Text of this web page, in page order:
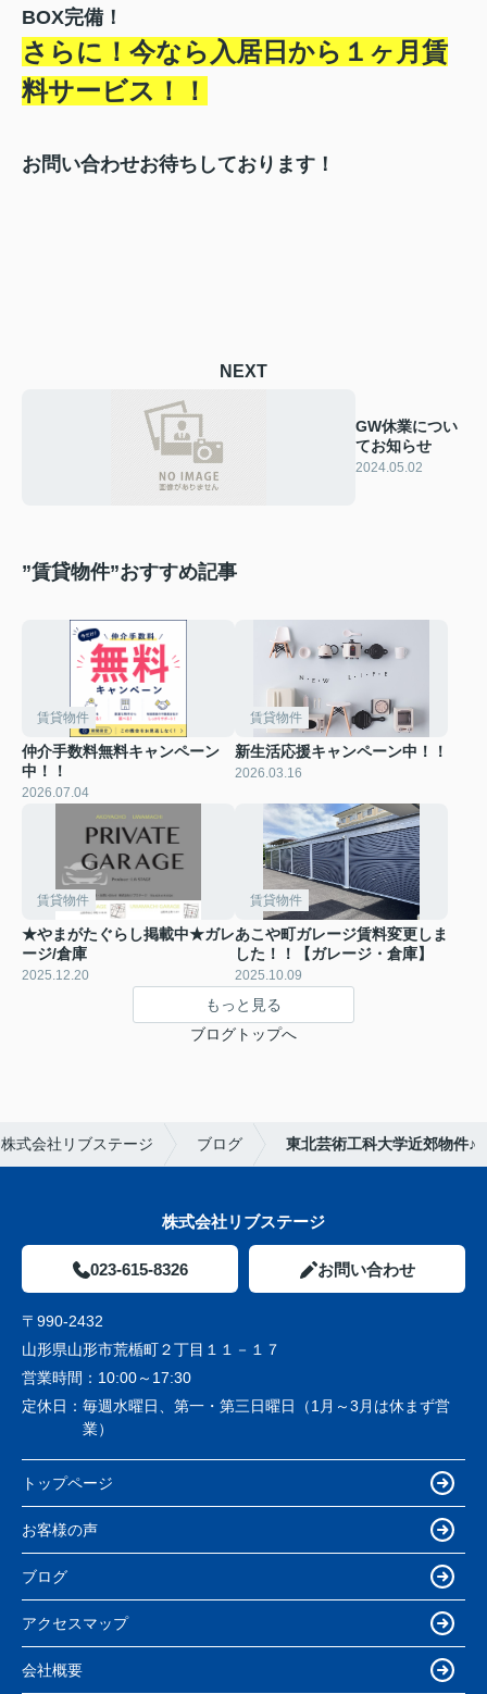
BOX完備！
さらに！今なら入居日から１ヶ月賃
料サービス！！
お問い合わせお待ちしております！
NEXT
GW休業につい
てお知らせ
2024.05.02
”賃貸物件”おすすめ記事
賃貸物件
仲介手数料無料キャンペーン
中！！
2026.07.04
賃貸物件
新生活応援キャンペーン中！！
2026.03.16
賃貸物件
★やまがたぐらし掲載中★ガレ
ージ/倉庫
2025.12.20
賃貸物件
あこや町ガレージ賃料変更しま
した！！【ガレージ・倉庫】
2025.10.09
もっと見る
ブログトップへ
式会社リブステージ ブログ 東北芸術工科大学近郊物件♪
株式会社リブステージ
023-615-8326 お問い合わせ
〒990-2432
山形県山形市荒楯町２丁目１１－１７
営業時間： 10:00～17:30
定休日： 毎週水曜日、第一・第三日曜日（1月～3月は休まず営
業）
トップページ
お客様の声
ブログ
アクセスマップ
会社概要